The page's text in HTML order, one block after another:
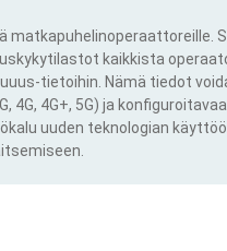
matkapuhelinoperaattoreille.
kaikkista
tietoihin. Nämä tiedot
4G, 4G+, 5G) ja
uuden teknologian